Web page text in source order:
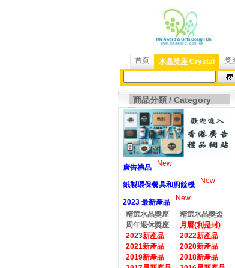
首頁 水晶獎座 Crystal 獎
商品分類 / Category
廣告禮品 New
紙製環保餐具和廚餘機 New
2023 最新產品
New
精選水晶獎座
精選水晶獎盃
周年退休獎座
月曆(利是封)
2023新產品
2022新產品
2021新產品
2020新產品
2019新產品
2018新產品